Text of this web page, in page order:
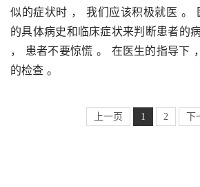
似的症状时 ， 我们应该积极就医 。
的具体病史和临床症状来判断患者的
， 患者不要惊慌 。 在医生的指导下
的检查 。
上一页 1 2